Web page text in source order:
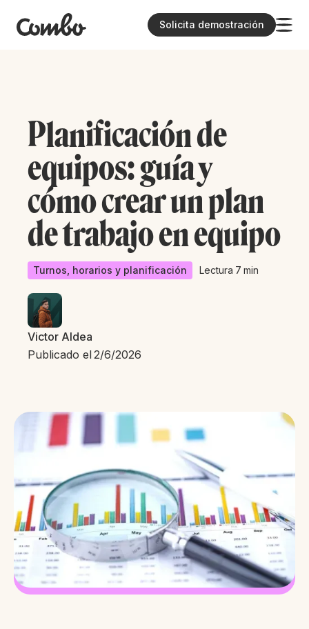
Solicita demostración
Planificación de
equipos: guía y
cómo crear un plan
de trabajo en equipo
Turnos, horarios y planificación Lectura 7 min
Victor Aldea
Publicado el2/6/2026